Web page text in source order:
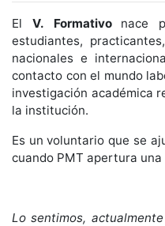
El V. Formativo
nace
estudiantes,
nacionales e
contacto con el mundo
investigación académica
la institución.
Es un voluntario que se
cuando PMT apertura
Lo sentimos,